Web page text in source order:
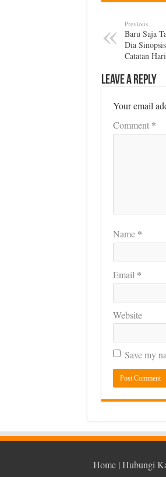
Previous
Baru Saja
Dia
Catatan
Leave a Reply
Your email
Comment *
Name *
Email *
Website
Save my
Home| Hubungi